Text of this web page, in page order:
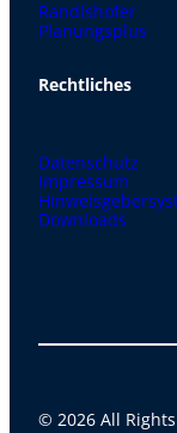
Randlshofer
Planungsplus
Rechtliches
Datenschutz
Impressum
Downloads
© 2026 All